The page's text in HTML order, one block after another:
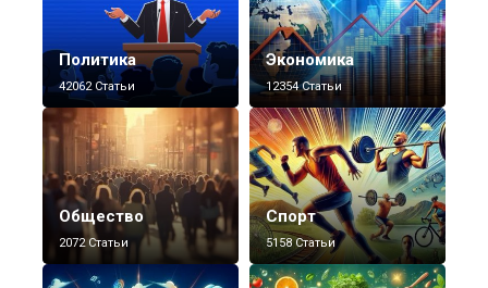
Политика
42062 Статьи
Экономика
12354 Статьи
Общество
2072 Статьи
Спорт
5158 Статьи